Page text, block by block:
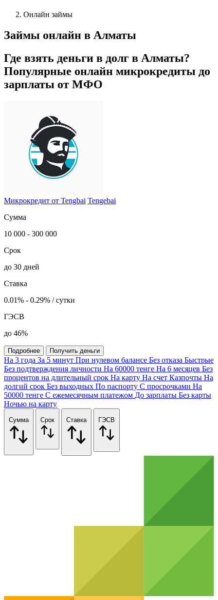
Онлайн займы
Займы онлайн в Алматы
Где взять деньги в долг в Алматы?
Популярные онлайн микрокредиты до
зарплаты от МФО
Микрокредит от Tengbai Tengebai
Сумма
10 000 - 300 000
Срок
до 30 дней
Ставка
0.01% - 0.29% / сутки
ГЭСВ
до 46%
Подробнее Получить деньги
На 3 года За 5 минут При нулевом балансе Без отказа Быстрые
Без подтверждения личности На 60000 тенге На 6 месяцев Без
процентов на длительный срок На карту На счет Казпочты На
долгий срок Без выходных По паспорту С просрочками На
50000 тенге С ежемесячным платежом До зарплаты Без карты
Ночью на карту
Сумма Срок Ставка ГЭСВ